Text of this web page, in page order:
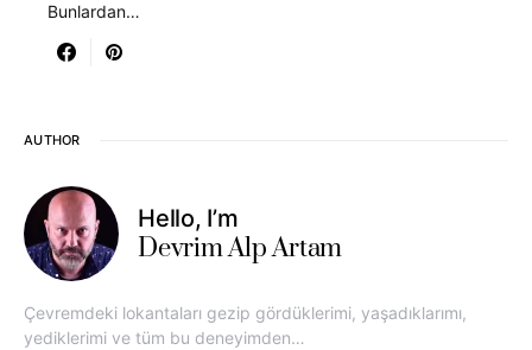
Bunlardan…
AUTHOR
Hello, I’m
Devrim Alp Artam
Çevremdeki lokantaları gezip gördüklerimi, yaşadıklarımı,
yediklerimi ve tüm bu deneyimden…